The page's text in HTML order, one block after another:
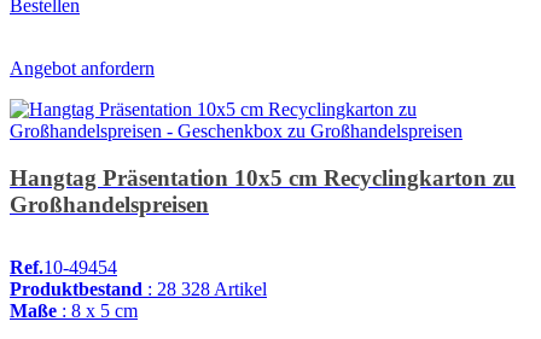
Bestellen
Angebot anfordern
Hangtag Präsentation 10x5 cm Recyclingkarton zu
Großhandelspreisen
Ref.10-49454
Produktbestand : 28 328 Artikel
Maße : 8 x 5 cm